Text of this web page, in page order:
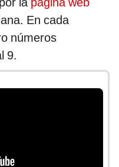
En cada
números
9.